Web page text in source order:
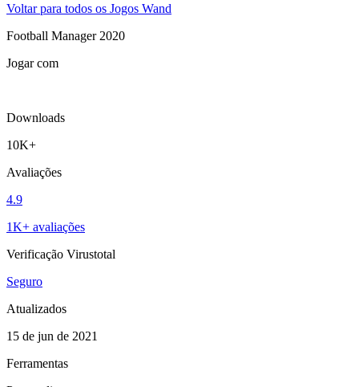
Voltar para todos os Jogos Wand
Football Manager 2020
Jogar com
Downloads
10K+
Avaliações
4.9
1K+ avaliações
Verificação Virustotal
Seguro
Atualizados
15 de jun de 2021
Ferramentas